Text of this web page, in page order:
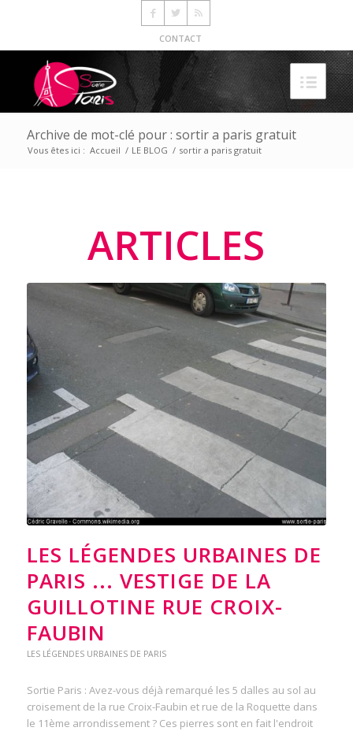
CONTACT
Archive de mot-clé pour : sortir a paris gratuit
Vous êtes ici : Accueil / LE BLOG / sortir a paris gratuit
ARTICLES
LES LÉGENDES URBAINES DE
PARIS ... VESTIGE DE LA
GUILLOTINE RUE CROIX-
FAUBIN
LES LÉGENDES URBAINES DE PARIS
Sortie Paris : Avez-vous déjà remarqué les 5 dalles au sol au
croisement de la rue Croix-Faubin et rue de la Roquette dans
le 11ème arrondissement ? Ces pierres sont en fait l'endroit